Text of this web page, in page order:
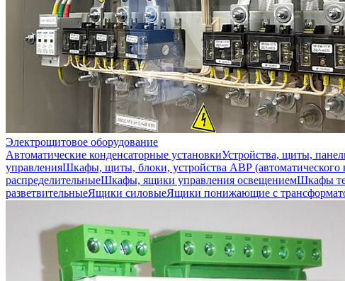
Электрощитовое оборудование
Автоматические конденсаторные установкиУстройства, щиты,
управленияШкафы, щиты, блоки, устройства АВР (автоматического
распределительныеШкафы, ящики управления освещениемШкафы
разветвительныеЯщики силовыеЯщики понижающие с